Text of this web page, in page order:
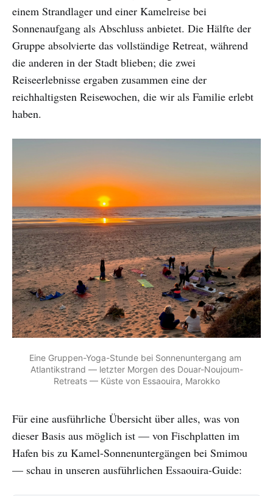
einem Strandlager und einer Kamelreise bei
Sonnenaufgang als Abschluss anbietet. Die Hälfte der
Gruppe absolvierte das vollständige Retreat, während
die anderen in der Stadt blieben; die zwei
Reiseerlebnisse ergaben zusammen eine der
reichhaltigsten Reisewochen, die wir als Familie erlebt
haben.
Eine Gruppen-Yoga-Stunde bei Sonnenuntergang am
Atlantikstrand — letzter Morgen des Douar-Noujoum-
Retreats — Küste von Essaouira, Marokko
Für eine ausführliche Übersicht über alles, was von
dieser Basis aus möglich ist — von Fischplatten im
Hafen bis zu Kamel-Sonnenuntergängen bei Smimou
— schau in unseren ausführlichen Essaouira-Guide: